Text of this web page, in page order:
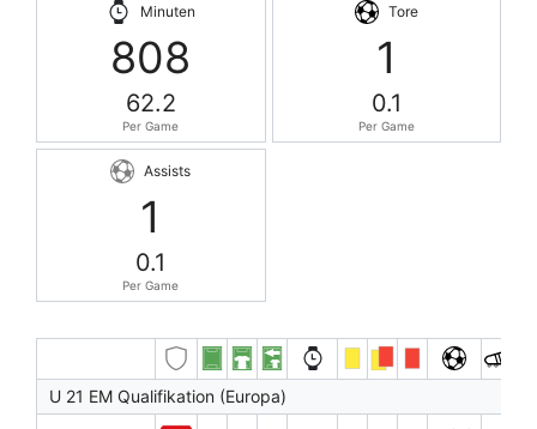
Minuten
808
62.2
Per Game
Tore
1
0.1
Per Game
Assists
1
0.1
Per Game
U 21 EM Qualifikation (Europa)